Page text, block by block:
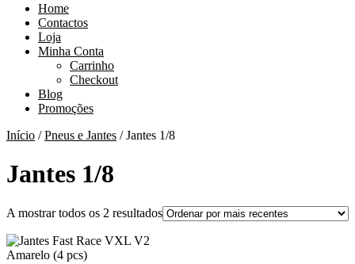
Home
Contactos
Loja
Minha Conta
Carrinho
Checkout
Blog
Promoções
Início /Pneus e Jantes / Jantes 1/8
Jantes 1/8
A mostrar todos os 2 resultadosOrdenado